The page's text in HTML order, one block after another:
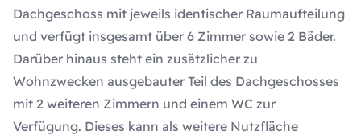
Dachgeschoss mit jeweils identischer Raumaufteilung
und verfügt insgesamt über 6 Zimmer sowie 2 Bäder.
Darüber hinaus steht ein zusätzlicher zu
Wohnzwecken ausgebauter Teil des Dachgeschosses
mit 2 weiteren Zimmern und einem WC zur
Verfügung. Dieses kann als weitere Nutzfläche
Grundstücksgröße
m²
8
Heizungsart
Öl-Heizung
Ausstellungsdatum
09.04.2026